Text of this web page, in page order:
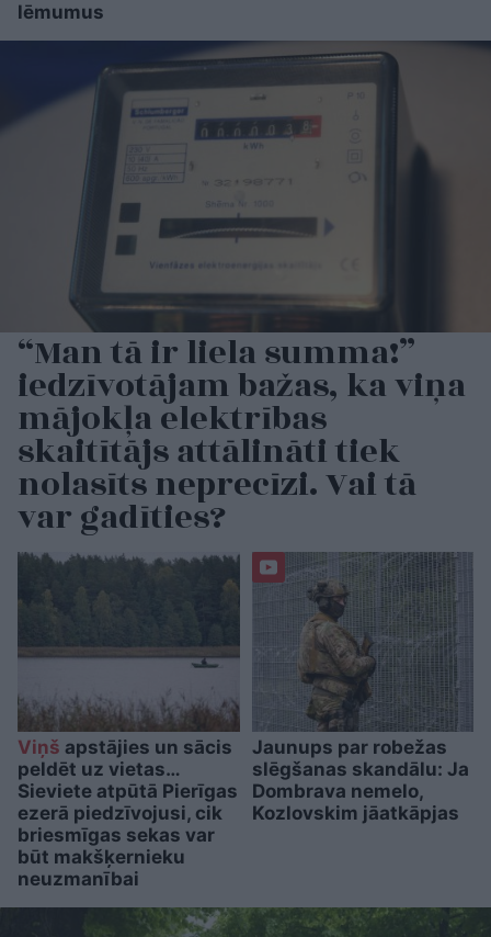
lēmumus
“Man tā ir liela summa!”
iedzīvotājam bažas, ka viņa
mājokļa elektrības
skaitītājs attālināti tiek
nolasīts neprecīzi. Vai tā
var gadīties?
Viņš apstājies un sācis
peldēt uz vietas…
Sieviete atpūtā Pierīgas
ezerā piedzīvojusi, cik
briesmīgas sekas var
būt makšķernieku
neuzmanībai
Jaunups par robežas
slēgšanas skandālu: Ja
Dombrava nemelo,
Kozlovskim jāatkāpjas